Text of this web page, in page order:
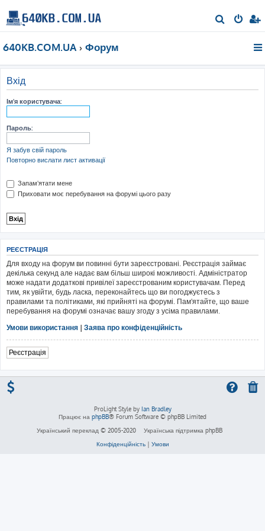
о
640KB.COM.UA Форум
Вхід
Ім'я користувача:
Пароль:
Я забув свій пароль
Повторно вислати лист активації
Запам'ятати мене
Приховати моє перебування на форумі цього разу
РЕЄСТРАЦІЯ
Для входу на форум ви повинні бути зареєстровані. Реєстрація займає
декілька секунд але надає вам більш широкі можливості. Адміністратор
може надати додаткові привілеї зареєстрованим користувачам. Перед
тим, як увійти, будь ласка, переконайтесь що ви погоджуєтесь з
правилами та політиками, які прийняті на форумі. Пам'ятайте, що ваше
перебування на форумі означає вашу згоду з усіма правилами.
Умови використання | Заява про конфіденційність
Реєстрація
ProLight Style by Ian Bradley
Працює на phpBB® Forum Software © phpBB Limited
Український переклад © 2005-2020
Українська підтримка phpBB
Конфіденційність| Умови